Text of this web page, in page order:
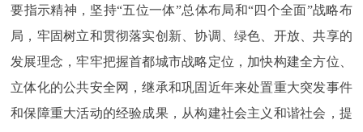
要指示精神，坚持“五位一体”总体布局和“四个全面”战略布
局，牢固树立和贯彻落实创新、协调、绿色、开放、共享的
发展理念，牢牢把握首都城市战略定位，加快构建全方位、
立体化的公共安全网，继承和巩固近年来处置重大突发事件
和保障重大活动的经验成果，从构建社会主义和谐社会，提